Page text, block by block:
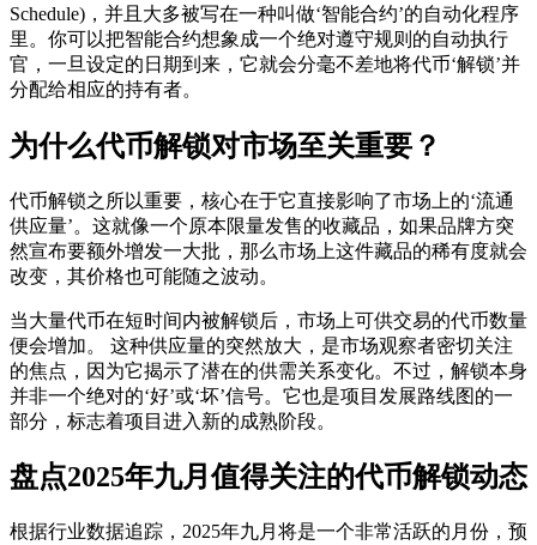
Schedule)，并且大多被写在一种叫做‘智能合约’的自动化程序
里。你可以把智能合约想象成一个绝对遵守规则的自动执行
官，一旦设定的日期到来，它就会分毫不差地将代币‘解锁’并
分配给相应的持有者。
为什么代币解锁对市场至关重要？
代币解锁之所以重要，核心在于它直接影响了市场上的‘流通
供应量’。这就像一个原本限量发售的收藏品，如果品牌方突
然宣布要额外增发一大批，那么市场上这件藏品的稀有度就会
改变，其价格也可能随之波动。
当大量代币在短时间内被解锁后，市场上可供交易的代币数量
便会增加。 这种供应量的突然放大，是市场观察者密切关注
的焦点，因为它揭示了潜在的供需关系变化。不过，解锁本身
并非一个绝对的‘好’或‘坏’信号。它也是项目发展路线图的一
部分，标志着项目进入新的成熟阶段。
盘点2025年九月值得关注的代币解锁动态
根据行业数据追踪，2025年九月将是一个非常活跃的月份，预